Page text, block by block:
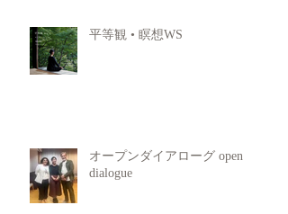
平等観 • 瞑想WS
オープンダイアローグ open
dialogue